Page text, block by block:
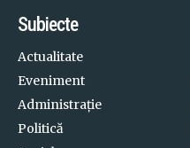
Subiecte
Actualitate
Eveniment
Administrație
Politică